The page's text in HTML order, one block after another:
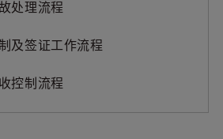
处理流程
及签证工作流程
控制流程